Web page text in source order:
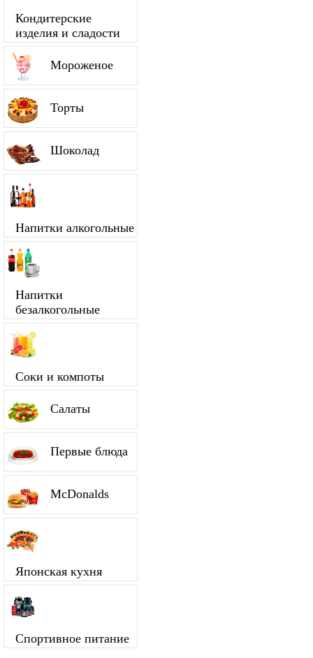
Кондитерские
изделия и сладости
Мороженое
Торты
Шоколад
Напитки алкогольные
Напитки
безалкогольные
Соки и компоты
Салаты
Первые блюда
McDonalds
Японская кухня
Спортивное питание